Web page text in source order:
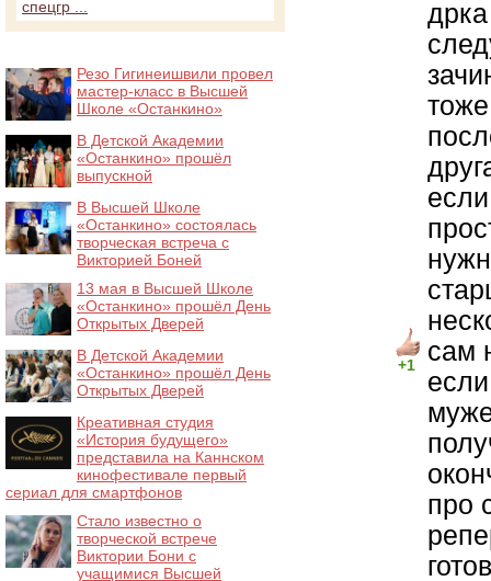
+1
сам
про
спецгр ...
Резо Гигинеишвили провел
мастер-класс в Высшей
Школе «Останкино»
В Детской Академии
«Останкино» прошёл
выпускной
В Высшей Школе
«Останкино» состоялась
творческая встреча с
Викторией Боней
13 мая в Высшей Школе
«Останкино» прошёл День
Открытых Дверей
В Детской Академии
«Останкино» прошёл День
Открытых Дверей
Креативная студия
«История будущего»
представила на Каннском
кинофестивале первый
сериал для смартфонов
Стало известно о
творческой встрече
Виктории Бони с
учащимися Высшей